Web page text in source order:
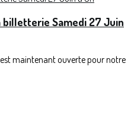
billetterie Samedi 27 Juin
maintenant ouverte pour notre